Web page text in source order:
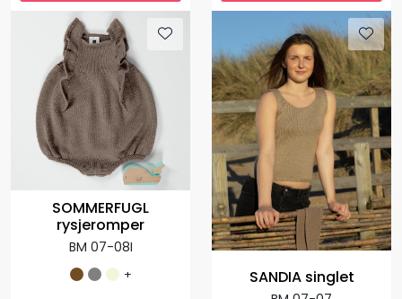
SOMMERFUGL
rysjeromper
BM 07-08I
+ SANDIA singlet